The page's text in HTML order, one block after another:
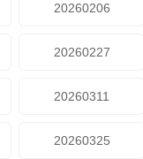
20260206
20260227
20260311
20260325